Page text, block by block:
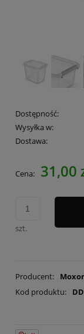
Dostępność:
Wysyłka w:
Dostawa:
Cena: 31,00
szt.
Producent:
Kod produktu: